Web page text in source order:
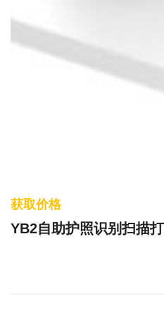
获取价格
YB2自助护照识别扫描